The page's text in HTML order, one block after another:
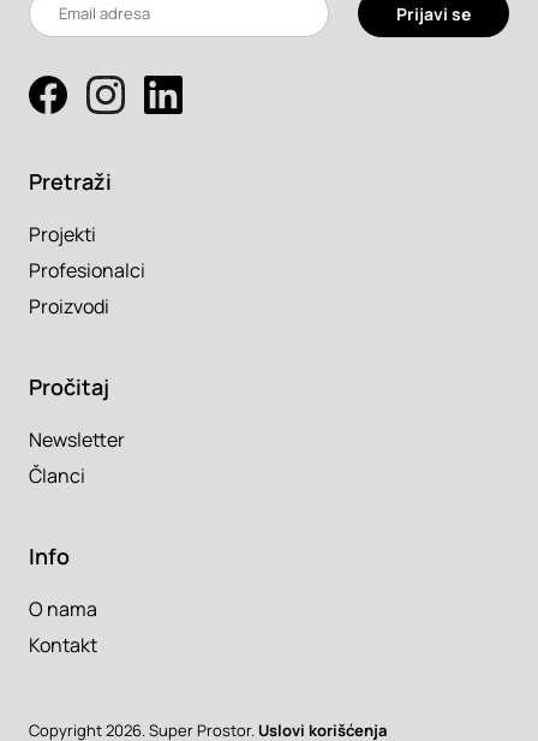
Prijavi se
Pretraži
Projekti
Profesionalci
Proizvodi
Pročitaj
Newsletter
Članci
Info
O nama
Kontakt
Copyright 2026. Super Prostor. Uslovi korišćenja